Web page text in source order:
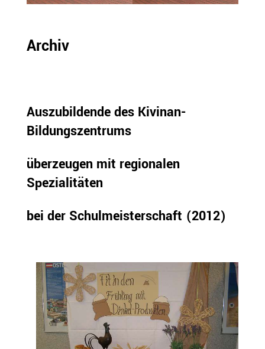
Archiv
Auszubildende des Kivinan-
Bildungszentrums
überzeugen mit regionalen
Spezialitäten
bei der Schulmeisterschaft (2012)